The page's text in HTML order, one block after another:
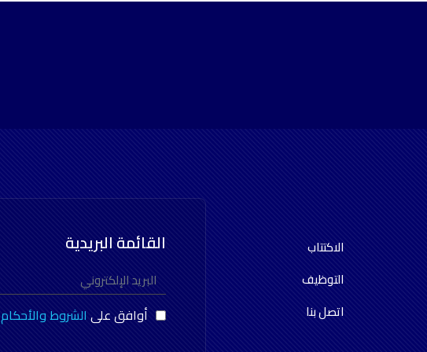
الاكتتاب
التوظيف
اتصل بنا
القائمة البريدية
أوافق على الشروط والأحكام